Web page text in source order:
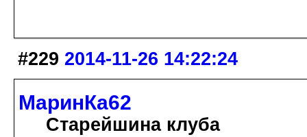
#229 2014-11-26 14:22:24
МаринКа62
Старейшина клуба